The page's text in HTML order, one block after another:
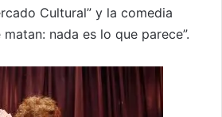
Cultural” y la comedia
nada es lo que parece”.